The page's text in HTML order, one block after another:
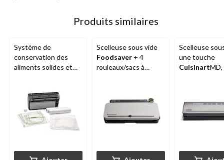
Produits similaires
Système de
conservation des
aliments solides et
FoodSaverMDElite
Scelleuse sous vide
Foodsaver + 4
rouleaux/sacs à
Scelleuse
une touche
CuisinartMD,